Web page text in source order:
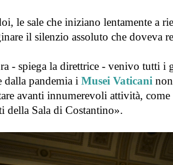
le sale che iniziano lentamente a
il silenzio assoluto che doveva
- spiega la direttrice - venivo tutti i
pandemia i Musei Vaticani
avanti innumerevoli attività,
della Sala di Costantino».